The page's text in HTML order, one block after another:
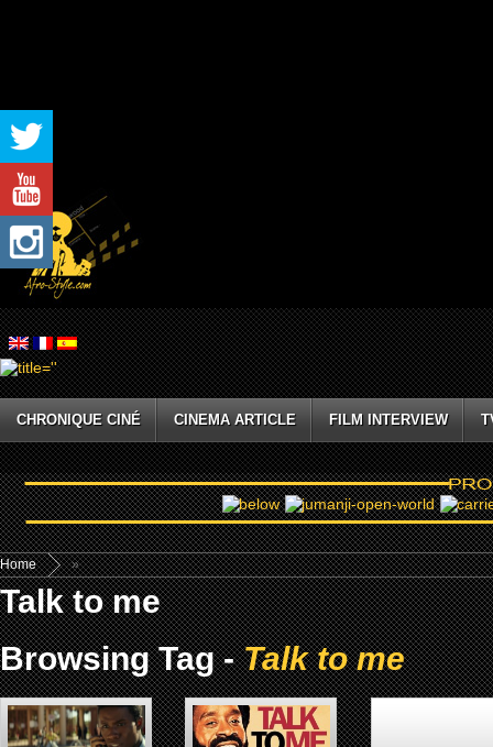
CHRONIQUE CINÉ CINEMA ARTICLE FILM INTERVIEW
Home »
Talk to me
Browsing Tag -Talk to me